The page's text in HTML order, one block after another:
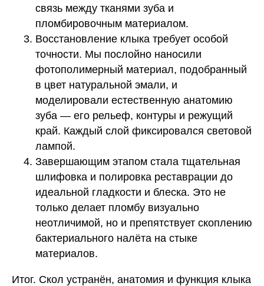
связь между тканями зуба и
пломбировочным материалом.
Восстановление клыка требует особой
точности. Мы послойно наносили
фотополимерный материал, подобранный
в цвет натуральной эмали, и
моделировали естественную анатомию
зуба — его рельеф, контуры и режущий
край. Каждый слой фиксировался световой
лампой.
Завершающим этапом стала тщательная
шлифовка и полировка реставрации до
идеальной гладкости и блеска. Это не
только делает пломбу визуально
неотличимой, но и препятствует скоплению
бактериального налёта на стыке
материалов.
Итог. Скол устранён, анатомия и функция клыка